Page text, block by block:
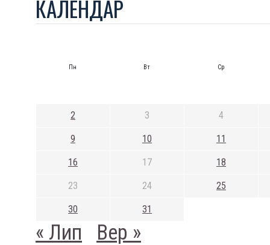
КАЛЕНДАР
Пн Вт Ср
2 3 4
9 10 11
16 17 18
23 24 25
30 31
« Лип Вер »